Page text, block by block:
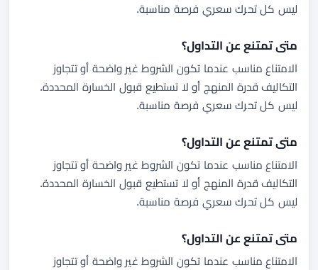
ليس كل تحرك سعري فرصة مناسبة.
متى تمتنع عن التداول؟
الامتناع مناسب عندما تكون الشروط غير واضحة أو تتجاوز
التكاليف قدرة المنهج أو لا تستطيع قبول الخسارة المحددة.
ليس كل تحرك سعري فرصة مناسبة.
متى تمتنع عن التداول؟
الامتناع مناسب عندما تكون الشروط غير واضحة أو تتجاوز
التكاليف قدرة المنهج أو لا تستطيع قبول الخسارة المحددة.
ليس كل تحرك سعري فرصة مناسبة.
متى تمتنع عن التداول؟
الامتناع مناسب عندما تكون الشروط غير واضحة أو تتجاوز